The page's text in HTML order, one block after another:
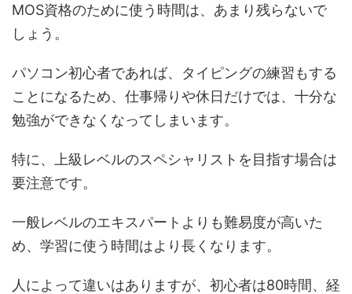
MOS資格のために使う時間は、あまり残らないで
しょう。
パソコン初心者であれば、タイピングの練習もする
ことになるため、仕事帰りや休日だけでは、十分な
勉強ができなくなってしまいます。
特に、上級レベルのスペシャリストを目指す場合は
要注意です。
一般レベルのエキスパートよりも難易度が高いた
め、学習に使う時間はより長くなります。
人によって違いはありますが、初心者は80時間、経